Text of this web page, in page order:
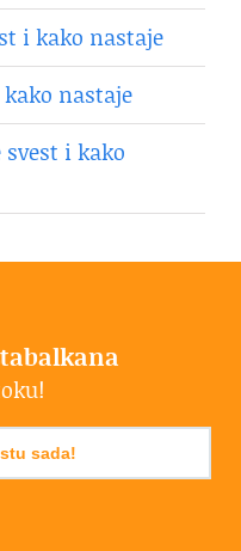
i kako nastaje
nastaje
svest i kako
sada!